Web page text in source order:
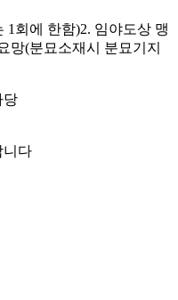
1회에 한함)2. 임야도상 맹
망(분묘소재시 분묘기지
당
니다